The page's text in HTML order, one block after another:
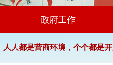
政府工作
人人都是营商环境，个个都是